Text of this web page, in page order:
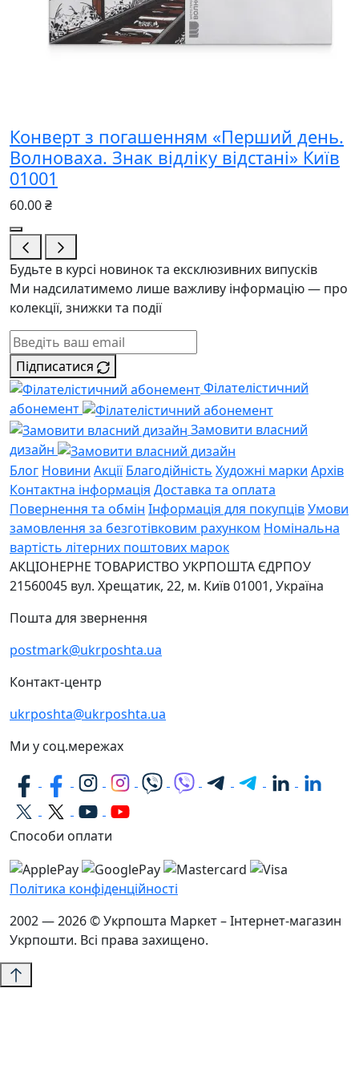
Конверт з погашенням «Перший день.
Волноваха. Знак відліку відстані» Київ
01001
60.00 ₴
Будьте в курсі новинок та ексклюзивних випусків
Ми надсилатимемо лише важливу інформацію — про
колекції, знижки та події
Підписатися
Філателістичний
абонемент
Замовити власний
дизайн
Блог Новини Акції Благодійність Художні марки Архів
Контактна інформація Доставка та оплата
Повернення та обмін Інформація для покупцівУмови
замовлення за безготівковим рахунком Номінальна
вартість літерних поштових марок
АКЦІОНЕРНЕ ТОВАРИСТВО УКРПОШТА ЄДРПОУ
21560045 вул. Хрещатик, 22, м. Київ01001, Україна
Пошта для звернення
postmark@ukrposhta.ua
Контакт-центр
ukrposhta@ukrposhta.ua
Ми у соц.мережах
Способи оплати
Політика конфіденційності
2002 — 2026 © Укрпошта Маркет – Інтернет-магазин
Укрпошти. Всі права захищено.